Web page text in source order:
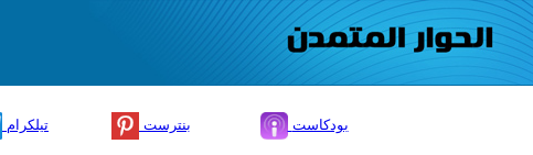
تيلكرام بنترست بودكاست